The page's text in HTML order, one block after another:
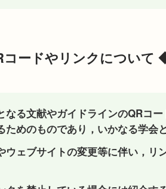
ードやリンクについて
なる文献やガイドラインのQRコ
ためのものであり，いかなる学会
ウェブサイトの変更等に伴い，